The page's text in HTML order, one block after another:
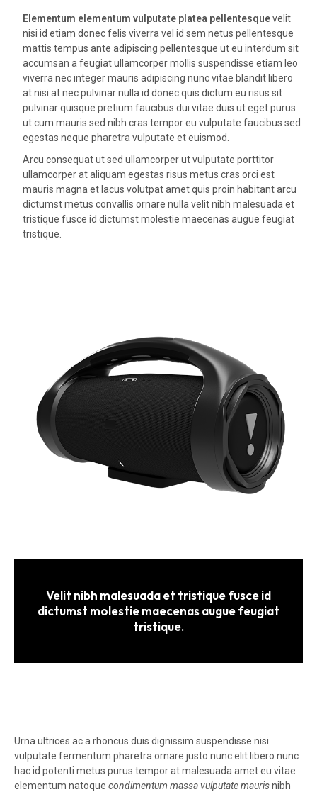
Elementum elementum vulputate platea pellentesquevelit
nisi id etiam donec felis viverra vel id sem netus pellentesque
mattis tempus ante adipiscing pellentesque ut eu interdum sit
accumsan a feugiat ullamcorper mollis suspendisse etiam leo
viverra nec integer mauris adipiscing nunc vitae blandit libero
at nisi at nec pulvinar nulla id donec quis dictum eu risus sit
pulvinar quisque pretium faucibus dui vitae duis ut eget purus
ut cum mauris sed nibh cras tempor eu vulputate faucibus sed
egestas neque pharetra vulputate et euismod.
Arcu consequat ut sed ullamcorper ut vulputate porttitor
ullamcorper at aliquam egestas risus metus cras orci est
mauris magna et lacus volutpat amet quis proin habitant arcu
dictumst metus convallis ornare nulla velit nibh malesuada et
tristique fusce id dictumst molestie maecenas augue feugiat
tristique.
Velit nibh malesuada et tristique fusce id
dictumst molestie maecenas augue feugiat
tristique.
Urna ultrices ac a rhoncus duis dignissim suspendisse nisi
vulputate fermentum pharetra ornare justo nunc elit libero nunc
hac id potenti metus purus tempor at malesuada amet eu vitae
elementum natoque condimentum massa vulputate maurisnibh